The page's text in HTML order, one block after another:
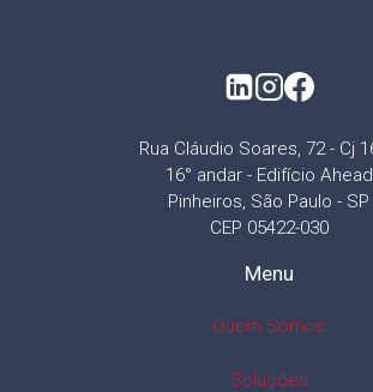
Rua Cláudio Soares, 72 - Cj
16° andar - Edifício Ahead
Pinheiros, São Paulo - SP
CEP 05422-030
Menu
Quem Somos
Soluções